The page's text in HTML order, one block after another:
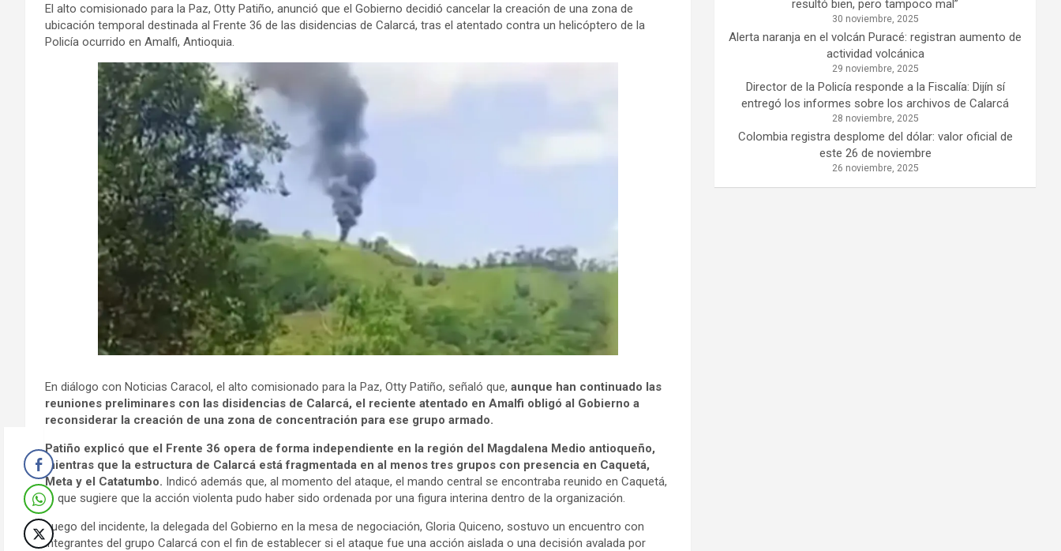
Mundo
El alto comisionado para la Paz, Otty Patiño, anunció que el Gobierno decidió cancelar la creación de una zona de
ubicación temporal destinada al Frente 36 de las disidencias de Calarcá, tras el atentado contra un helicóptero de la
Policía ocurrido en Amalfi, Antioquia.
En diálogo con Noticias Caracol, el alto comisionado para la Paz, Otty Patiño, señaló que, aunque han continuado las
reuniones preliminares con las disidencias de Calarcá, el reciente atentado en Amalfi obligó al Gobierno a
reconsiderar la creación de una zona de concentración para ese grupo armado.
Patiño explicó que el Frente 36 opera de forma independiente en la región del Magdalena Medio antioqueño,
mientras que la estructura de Calarcá está fragmentada en al menos tres grupos con presencia en Caquetá,
Meta y el Catatumbo. Indicó además que, al momento del ataque, el mando central se encontraba reunido en Caquetá,
lo que sugiere que la acción violenta pudo haber sido ordenada por una figura interina dentro de la organización.
Luego del incidente, la delegada del Gobierno en la mesa de negociación, Gloria Quiceno, sostuvo un encuentro con
integrantes del grupo Calarcá con el fin de establecer si el ataque fue una acción aislada o una decisión avalada por
resultó bien, pero tampoco mal”
30 noviembre, 2025
Alerta naranja en el volcán Puracé: registran aumento de
actividad volcánica
29 noviembre, 2025
Director de la Policía responde a la Fiscalía: Dijín sí
entregó los informes sobre los archivos de Calarcá
28 noviembre, 2025
Colombia registra desplome del dólar: valor oficial de
este 26 de noviembre
26 noviembre, 2025